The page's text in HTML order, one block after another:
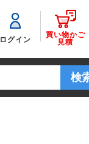
ログイン
買い物かご
見積